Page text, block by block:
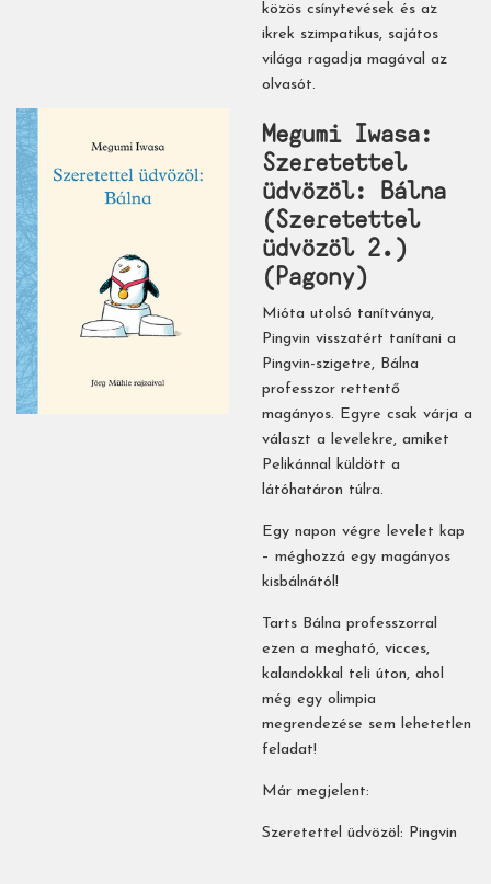
közös csínytevések és az
ikrek szimpatikus, sajátos
világa ragadja magával az
olvasót.
Megumi Iwasa:
Szeretettel ​
üdvözöl: Bálna
(Szeretettel
üdvözöl 2.)
(Pagony)
Mióta utolsó tanítványa,
Pingvin visszatért tanítani a
Pingvin-szigetre, Bálna
professzor rettentő
magányos. Egyre csak várja a
választ a levelekre, amiket
Pelikánnal küldött a
látóhatáron túlra.
Egy napon végre levelet kap
– méghozzá egy magányos
kisbálnától!
Tarts Bálna professzorral
ezen a megható, vicces,
kalandokkal teli úton, ahol
még egy olimpia
megrendezése sem lehetetlen
feladat!
Már megjelent:
Szeretettel üdvözöl: Pingvin